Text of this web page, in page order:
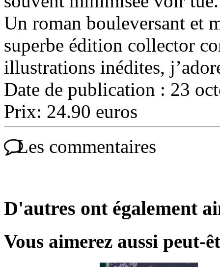
Un roman bouleversant et
superbe édition collector
illustrations inédites,
Date de publication : 23
Prix: 24.90 euros
Les commentaires
D'autres ont également
Vous aimerez aussi peut-